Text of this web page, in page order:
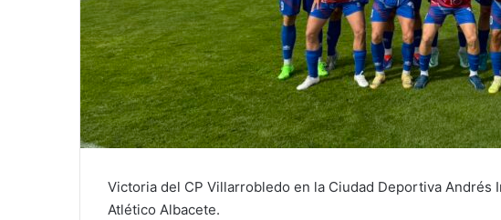
Victoria del CP Villarrobledo en la Ciudad Deportiva Andrés
Atlético Albacete.